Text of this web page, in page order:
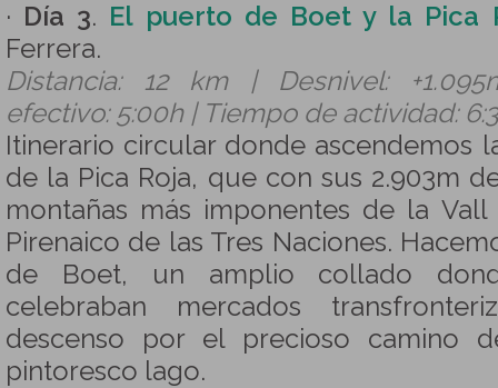
· Día 3. El puerto de Boet y la Pica
Ferrera.
Distancia: 12 km | Desnivel:
efectivo: 5:00h | Tiempo de actividad:
Itinerario circular donde ascendemos
de la Pica Roja, que con sus 2.903m
montañas más imponentes de la
Pirenaico de las Tres Naciones.
de Boet, un amplio collado
celebraban mercados
descenso por el precioso camino
pintoresco lago.